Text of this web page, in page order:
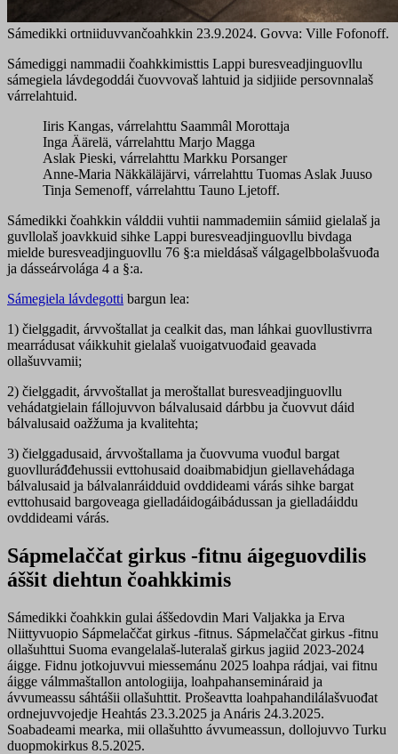
Sámedikki ortniiduvvančoahkkin 23.9.2024. Govva: Ville Fofonoff.
Sámediggi nammadii čoahkkimisttis Lappi buresveadjinguovllu
sámegiela lávdegoddái čuovvovaš lahtuid ja sidjiide persovnnalaš
várrelahtuid.
Iiris Kangas, várrelahttu Saammâl Morottaja
Inga Äärelä, várrelahttu Marjo Magga
Aslak Pieski, várrelahttu Markku Porsanger
Anne-Maria Näkkäläjärvi, várrelahttu Tuomas Aslak Juuso
Tinja Semenoff, várrelahttu Tauno Ljetoff.
Sámedikki čoahkkin válddii vuhtii nammademiin sámiid gielalaš ja
guvllolaš joavkkuid sihke Lappi buresveadjinguovllu bivdaga
mielde buresveadjinguovllu 76 §:a mieldásaš válgagelbbolašvuođa
ja dásseárvolága 4 a §:a.
Sámegiela lávdegotti bargun lea:
1) čielggadit, árvvoštallat ja cealkit das, man láhkai guovllustivrra
mearrádusat váikkuhit gielalaš vuoigatvuođaid geavada
ollašuvvamii;
2) čielggadit, árvvoštallat ja meroštallat buresveadjinguovllu
vehádatgielain fállojuvvon bálvalusaid dárbbu ja čuovvut dáid
bálvalusaid oažžuma ja kvalitehta;
3) čielggadusaid, árvvoštallama ja čuovvuma vuođul bargat
guovlluráđđehussii evttohusaid doaibmabidjun giellavehádaga
bálvalusaid ja bálvalanráidduid ovddideami várás sihke bargat
evttohusaid bargoveaga gielladáidogáibádussan ja gielladáiddu
ovddideami várás.
Sápmelaččat girkus -fitnu áigeguovdilis
áššit diehtun čoahkkimis
Sámedikki čoahkkin gulai áššedovdin Mari Valjakka ja Erva
Niittyvuopio Sápmelaččat girkus -fitnus. Sápmelaččat girkus -fitnu
ollašuhttui Suoma evangelalaš-luteralaš girkus jagiid 2023-2024
áigge. Fidnu jotkojuvvui miessemánu 2025 loahpa rádjai, vai fitnu
áigge válmmaštallon antologiija, loahpahansemináraid ja
ávvumeassu sáhtášii ollašuhttit. Prošeavtta loahpahandilálašvuođat
ordnejuvvojedje Heahtás 23.3.2025 ja Anáris 24.3.2025.
Soabadeami mearka, mii ollašuhtto ávvumeassun, dollojuvvo Turku
duopmokirkus 8.5.2025.